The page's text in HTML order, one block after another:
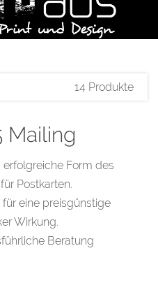
14 Produkte
Mailing
Form des
Postkarten.
eine preisgünstige
Wirkung.
Beratung